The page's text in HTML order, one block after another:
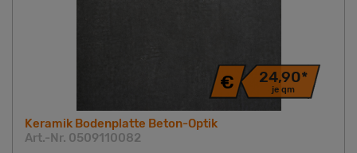
24,90*
je qm
Keramik Bodenplatte Beton-Optik
Art.-Nr. 0509110082